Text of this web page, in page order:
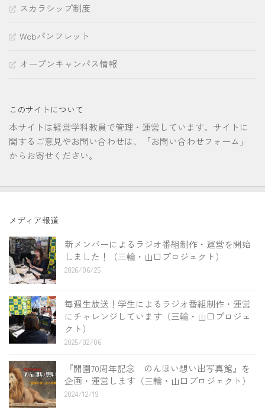
スカラシップ制度
Webパンフレット
オープンキャンパス情報
このサイトについて
本サイトは経営学科教員で管理・運営しています。サイトに
関するご意見やお問い合わせは、「お問い合わせフォーム」
からお寄せください。
メディア報道
新メンバーによるラジオ番組制作・運営を開始
しました！（三輪・山口プロジェクト）
2026/06/25
毎週生放送！学生によるラジオ番組制作・運営
にチャレンジしています（三輪・山口プロジェ
クト）
2025/02/06
『開園70周年記念 のんほい想い出写真館』を
企画・運営します（三輪・山口プロジェクト）
2024/12/19